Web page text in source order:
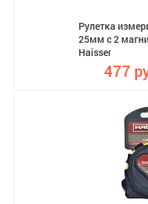
Рулетка
25мм с 2
Haisser
477